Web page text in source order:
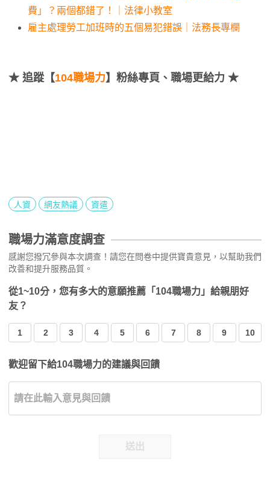
費」？兩個都錯了！｜法律小教室
雇主處理勞工加班時的五個易犯錯誤｜法務長專欄
★ 追蹤【104職場力】粉絲專頁、職場更給力 ★
人資 網友熱議 資遣
職場力滿意度調查
感謝您撥冗參與本次調查！請您在問卷中提供寶貴意見，以幫助我們
改善和提升服務品質。
從1~10分，您有多大的意願推薦「104職場力」給親朋好
友？
1 2 3 4 5 6 7 8 9 10
歡迎留下給104職場力的建議與回饋
送出